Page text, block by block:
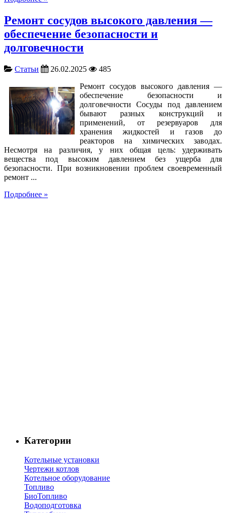
Ремонт сосудов высокого давления —
обеспечение безопасности и
долговечности
Статьи 26.02.2025
485
Ремонт сосудов высокого давления —
обеспечение безопасности и
долговечности Сосуды под давлением
бывают разных конструкций и
применений, от резервуаров для
хранения жидкостей и газов до
реакторов на химических заводах.
Несмотря на различия, у них общая цель: удерживать
вещества под высоким давлением без ущерба для
безопасности. При возникновении проблем своевременный
ремонт ...
Подробнее »
Категории
Котельные установки
Чертежи котлов
Котельное оборудование
Топливо
БиоТопливо
Водоподготовка